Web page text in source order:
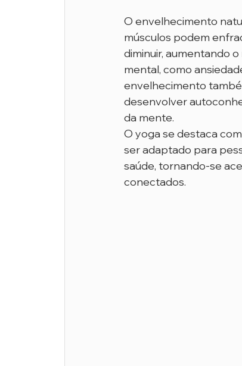
O envelhecimento
músculos podem
diminuir, aumentando
mental, como
envelhecimento
desenvolver
da mente.
O yoga se destaca
ser adaptado para
saúde, tornando-se
conectados.